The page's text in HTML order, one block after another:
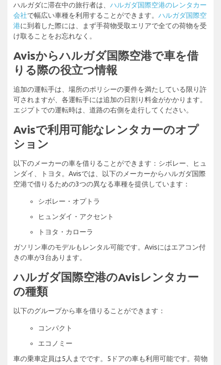
ハルガダに滞在中の旅行者は、 ハルガダ国際空港のレンタカー
会社で幅広い車種を利用することができます。 ハルガダ国際空
港に到着した際には、まず手荷物受取エリアで全ての荷物を受
け取ることをお忘れなく。
Avisからハルガダ国際空港で車を借
りる際の役立つ情報
追加の運転手は、場所のポリシーの要件を満たしている限り許
可されますが、各運転手には追加の日割り料金がかかります。
エジプトでの運転時は、道路の右側を走行してください。
Avisで利用可能なレンタカーのオプ
ション
以下のメーカーの車を借りることができます：シボレー、ヒュ
ンダイ、トヨタ。Avisでは、以下のメーカーからハルガダ国際
空港で借りるための3つの異なる車種を提供しています：
シボレー・オプトラ
ヒュンダイ・アクセント
トヨタ・カローラ
ガソリン車のモデルもレンタル可能です。Avisにはエアコン付
きの車が3台あります。
ハルガダ国際空港のAvisレンタカー
の種類
以下のグループから車を借りることができます：
コンパクト
エコノミー
車の乗車定員は5人までです。5ドアの車も利用可能です。荷物